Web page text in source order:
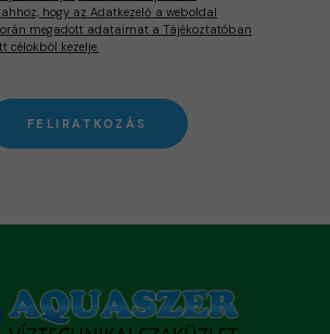
hogy az Adatkezelő a weboldal
megadott adataimat a Tájékoztatóban
célokból kezelje.
FELIRATKOZÁS